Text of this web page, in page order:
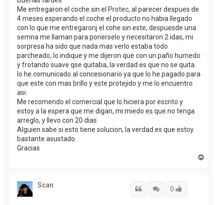
Me entregaron el coche sin el Protec, al parecer despues de
4 meses esperando el coche el producto no habia llegado
con lo que me entregaronj el cohe sin este, despuesde una
semna me llaman para ponerselo y necesitaron 2 idas, mi
sorpresa ha sido que nada mas verlo estaba todo
parcheado, lo indique y me dijeron que con un paño humedo
y frotando suave qse quitaba, la verdad es que no se quita.
lo he comunicado al concesionario ya que lo he pagado para
que este con mas brillo y este protejido y me lo encuentro
asi.
Me recomendo el comercial que lo hiciera por escrito y
estoy a la espera que me digan, mi miedo es que no tenga
arreglo, y llevo con 20 dias
Alguien sabe si esto tiene solucion, la verdad es que estoy
bastante asustado.
Gracias
Scan Citar 0
Citar